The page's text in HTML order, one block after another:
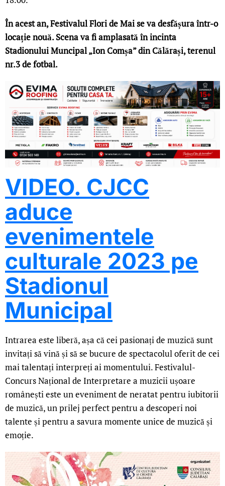
În acest an, Festivalul Flori de Mai se va desfășura într-o
locație nouă. Scena va fi amplasată în incinta
Stadionului Muncipal „Ion Comșa” din Călărași, terenul
nr.3 de fotbal.
VIDEO. CJCC
aduce
evenimentele
culturale 2023 pe
Stadionul
Municipal
Intrarea este liberă, așa că cei pasionați de muzică sunt
invitați să vină și să se bucure de spectacolul oferit de cei
mai talentați interpreți ai momentului. Festivalul-
Concurs Național de Interpretare a muzicii ușoare
românești este un eveniment de neratat pentru iubitorii
de muzică, un prilej perfect pentru a descoperi noi
talente și pentru a savura momente unice de muzică și
emoție.